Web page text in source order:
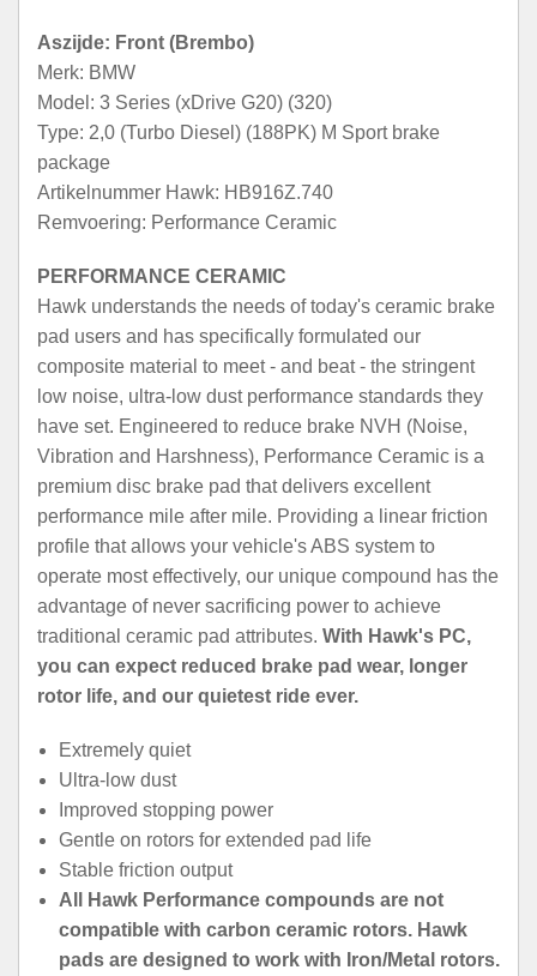
Aszijde: Front (Brembo)
Merk: BMW
Model: 3 Series (xDrive G20) (320)
Type: 2,0 (Turbo Diesel) (188PK) M Sport brake
package
Artikelnummer Hawk: HB916Z.740
Remvoering: Performance Ceramic
PERFORMANCE CERAMIC
Hawk understands the needs of today's ceramic brake
pad users and has specifically formulated our
composite material to meet - and beat - the stringent
low noise, ultra-low dust performance standards they
have set. Engineered to reduce brake NVH (Noise,
Vibration and Harshness), Performance Ceramic is a
premium disc brake pad that delivers excellent
performance mile after mile. Providing a linear friction
profile that allows your vehicle's ABS system to
operate most effectively, our unique compound has the
advantage of never sacrificing power to achieve
traditional ceramic pad attributes. With Hawk's PC,
you can expect reduced brake pad wear, longer
rotor life, and our quietest ride ever.
Extremely quiet
Ultra-low dust
Improved stopping power
Gentle on rotors for extended pad life
Stable friction output
All Hawk Performance compounds are not
compatible with carbon ceramic rotors. Hawk
pads are designed to work with Iron/Metal rotors.